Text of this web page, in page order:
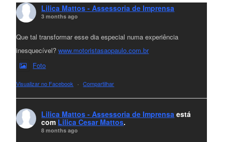
Lilica Mattos - Assessoria de Imprensa
3 months ago
Que tal transformar esse dia especial numa experiência
inesquecível?www.motoristasaopaulo.com.br
Foto
Visualizar no Facebook · Compartilhar
Lilica Mattos - Assessoria de Imprensa está
com Lilica Cesar Mattos.
8 months ago